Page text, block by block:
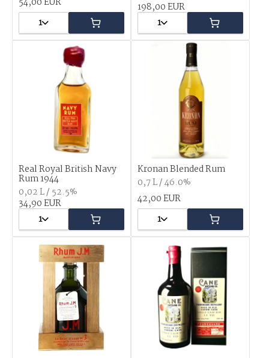
1
198,00 EUR
1
Real Royal British Navy
Rum 1944
0,02 L / 52.5%
34,90 EUR
1
Kronan Blended Rum
0,7 L / 46.0%
42,00 EUR
1